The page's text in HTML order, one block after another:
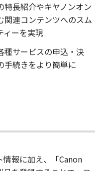
長紹介やキヤノンオン
関連コンテンツへのスム
ィーを実現
種サービスの申込・決
手続きをより簡単に
報に加え、「Canon